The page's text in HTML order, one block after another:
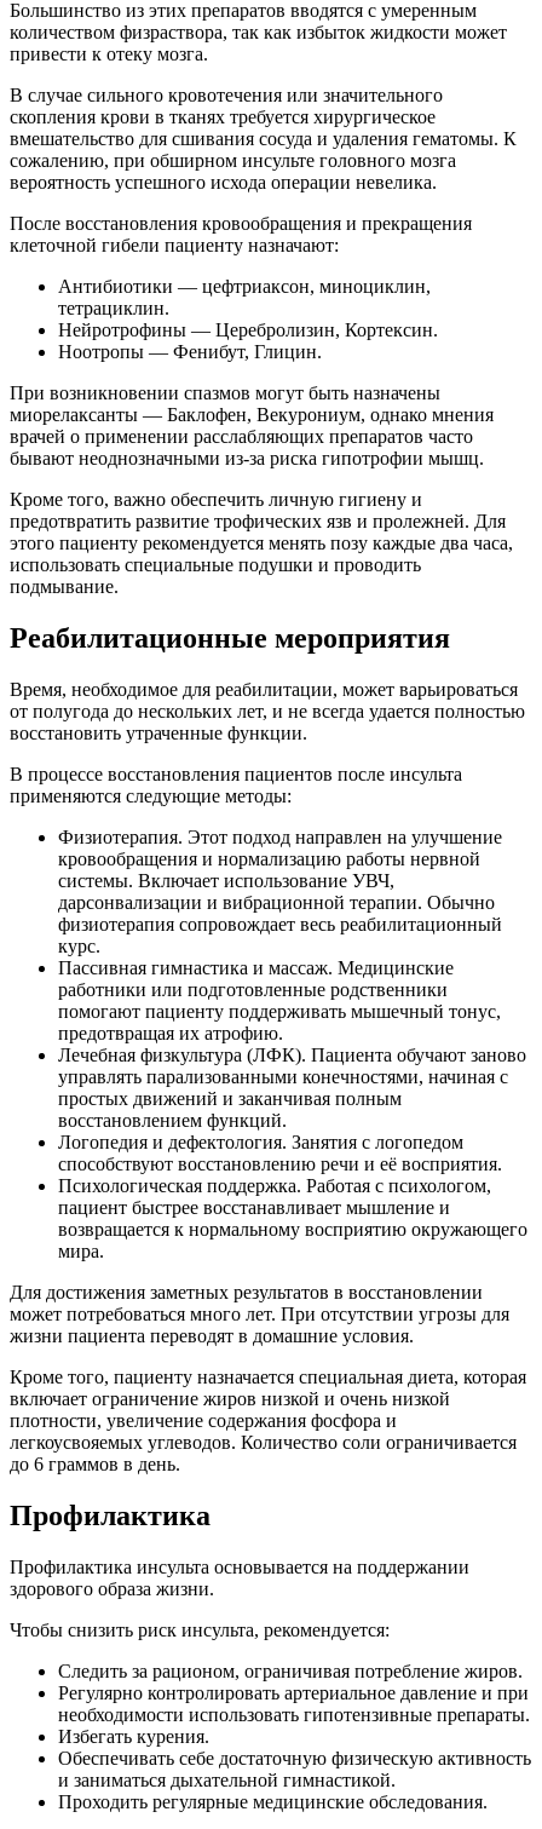
Большинство из этих препаратов вводятся с умеренным
количеством физраствора, так как избыток жидкости может
привести к отеку мозга.
В случае сильного кровотечения или значительного
скопления крови в тканях требуется хирургическое
вмешательство для сшивания сосуда и удаления гематомы. К
сожалению, при обширном инсульте головного мозга
вероятность успешного исхода операции невелика.
После восстановления кровообращения и прекращения
клеточной гибели пациенту назначают:
Антибиотики — цефтриаксон, миноциклин,
тетрациклин.
Нейротрофины — Церебролизин, Кортексин.
Ноотропы — Фенибут, Глицин.
При возникновении спазмов могут быть назначены
миорелаксанты — Баклофен, Векурониум, однако мнения
врачей о применении расслабляющих препаратов часто
бывают неоднозначными из-за риска гипотрофии мышц.
Кроме того, важно обеспечить личную гигиену и
предотвратить развитие трофических язв и пролежней. Для
этого пациенту рекомендуется менять позу каждые два часа,
использовать специальные подушки и проводить
подмывание.
Реабилитационные мероприятия
Время, необходимое для реабилитации, может варьироваться
от полугода до нескольких лет, и не всегда удается полностью
восстановить утраченные функции.
В процессе восстановления пациентов после инсульта
применяются следующие методы:
Физиотерапия. Этот подход направлен на улучшение
кровообращения и нормализацию работы нервной
системы. Включает использование УВЧ,
дарсонвализации и вибрационной терапии. Обычно
физиотерапия сопровождает весь реабилитационный
курс.
Пассивная гимнастика и массаж. Медицинские
работники или подготовленные родственники
помогают пациенту поддерживать мышечный тонус,
предотвращая их атрофию.
Лечебная физкультура (ЛФК). Пациента обучают заново
управлять парализованными конечностями, начиная с
простых движений и заканчивая полным
восстановлением функций.
Логопедия и дефектология. Занятия с логопедом
способствуют восстановлению речи и её восприятия.
Психологическая поддержка. Работая с психологом,
пациент быстрее восстанавливает мышление и
возвращается к нормальному восприятию окружающего
мира.
Для достижения заметных результатов в восстановлении
может потребоваться много лет. При отсутствии угрозы для
жизни пациента переводят в домашние условия.
Кроме того, пациенту назначается специальная диета, которая
включает ограничение жиров низкой и очень низкой
плотности, увеличение содержания фосфора и
легкоусвояемых углеводов. Количество соли ограничивается
до 6 граммов в день.
Профилактика
Профилактика инсульта основывается на поддержании
здорового образа жизни.
Чтобы снизить риск инсульта, рекомендуется:
Следить за рационом, ограничивая потребление жиров.
Регулярно контролировать артериальное давление и при
необходимости использовать гипотензивные препараты.
Избегать курения.
Обеспечивать себе достаточную физическую активность
и заниматься дыхательной гимнастикой.
Проходить регулярные медицинские обследования.